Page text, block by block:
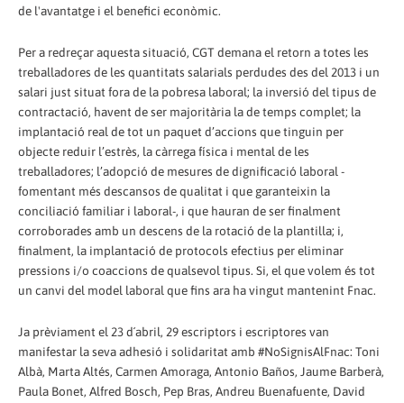
de l'avantatge i el benefici econòmic.
Per a redreçar aquesta situació, CGT demana el retorn a totes les
treballadores de les quantitats salarials perdudes des del 2013 i un
salari just situat fora de la pobresa laboral; la inversió del tipus de
contractació, havent de ser majoritària la de temps complet; la
implantació real de tot un paquet d’accions que tinguin per
objecte reduir l’estrès, la càrrega física i mental de les
treballadores; l’adopció de mesures de dignificació laboral -
fomentant més descansos de qualitat i que garanteixin la
conciliació familiar i laboral-, i que hauran de ser finalment
corroborades amb un descens de la rotació de la plantilla; i,
finalment, la implantació de protocols efectius per eliminar
pressions i/o coaccions de qualsevol tipus. Si, el que volem és tot
un canvi del model laboral que fins ara ha vingut mantenint Fnac.
Ja prèviament el 23 d´abril, 29 escriptors i escriptores van
manifestar la seva adhesió i solidaritat amb #NoSignisAlFnac: Toni
Albà, Marta Altés, Carmen Amoraga, Antonio Baños, Jaume Barberà,
Paula Bonet, Alfred Bosch, Pep Bras, Andreu Buenafuente, David